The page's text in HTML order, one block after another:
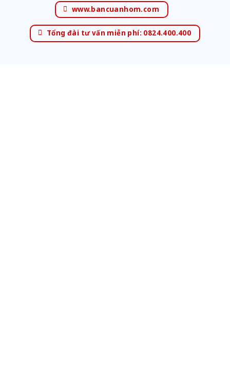
www.bancuanhom.com
Tổng đài tư vấn miễn phí: 0824.400.400